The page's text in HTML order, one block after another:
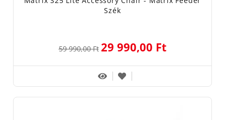
Szék
59 990,00 Ft 29 990,00 Ft